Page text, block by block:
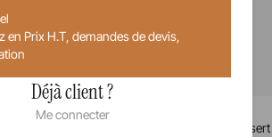
Assiette à dessert
en Prix H.T, demandes de devis,
Déjà client ?
Me connecter